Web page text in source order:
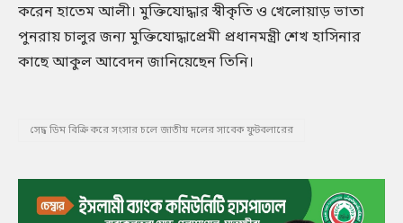
করেন হাতেম আলী। মুক্তিযোদ্ধার স্বীকৃতি ও খেলোয়াড় ভাতা
পুনরায় চালুর জন্য মুক্তিযোদ্ধাপ্রেমী প্রধানমন্ত্রী শেখ হাসিনার
কাছে আকুল আবেদন জানিয়েছেন তিনি।
সেদ্ধ ডিম বিক্রি করে সংসার চলে জাতীয় দলের সাবেক ফুটবলারের